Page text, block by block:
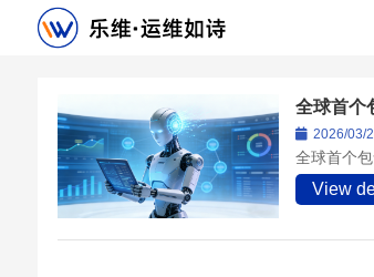
全球首个
2026/03/
全球首个
View